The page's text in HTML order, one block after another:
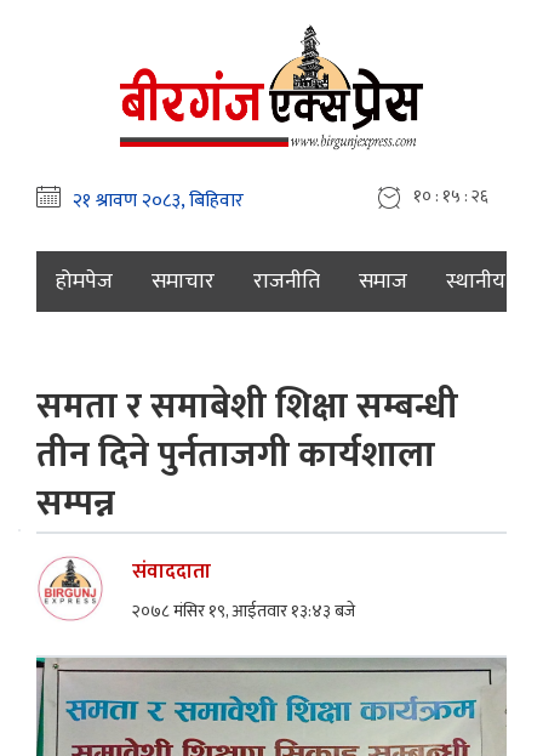
१० : १५ : २७
होमपेज समाचार राजनीति समाज स्थानीय
समता र समाबेशी शिक्षा सम्बन्धी
तीन दिने पुर्नताजगी कार्यशाला
सम्पन्न
संवाददाता
२०७८ मंसिर १९, आईतवार १३:४३ बजे